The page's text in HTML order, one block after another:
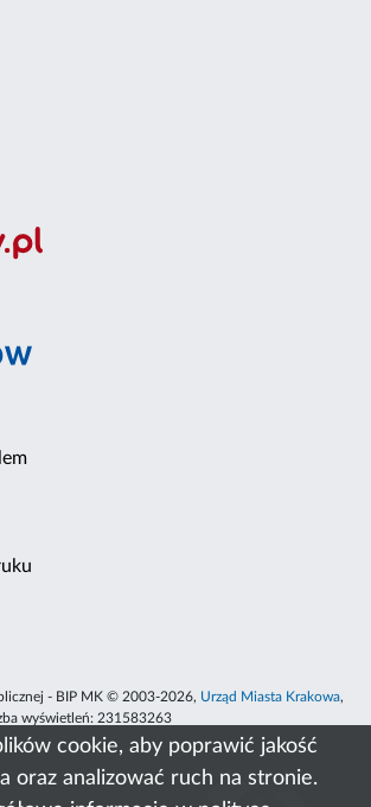
cookie, aby poprawić jakość
oraz analizować ruch na stronie.
- BIP MK © 2003-2026, Urząd Miasta Krakowa,
wyświetleń: 231583263